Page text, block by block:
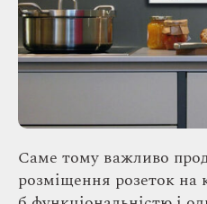
Саме тому важливо
розміщення розеток на